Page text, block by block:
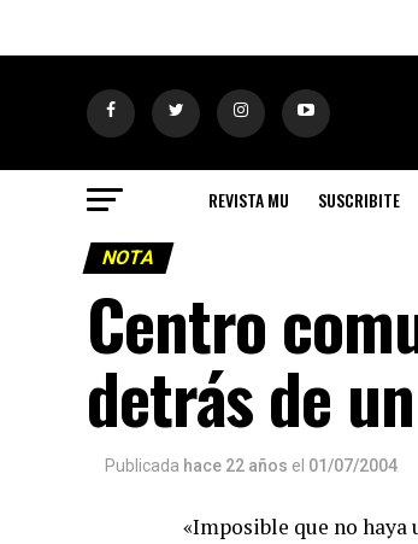
REVISTA MU SUSCRIBITE
NOTA
Centro
detrás de
Publicada hace 22 años el 01/07/2004
«Imposible que no haya